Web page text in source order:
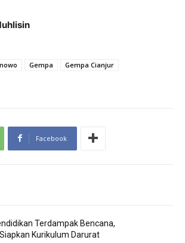
Gempa
Gempa Cianjur
Facebook
Terdampak Bencana,
Kurikulum Darurat